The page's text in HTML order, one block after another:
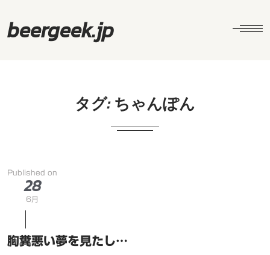
beergeek.jp
タグ:ちゃんぽん
Published on
28
6月
胸糞悪い夢を見たし…